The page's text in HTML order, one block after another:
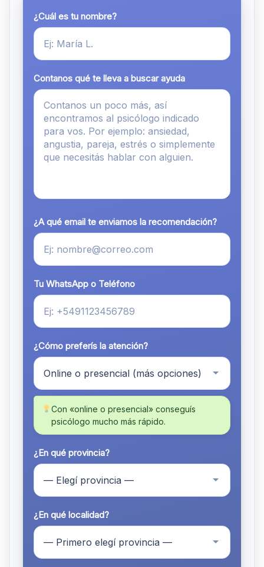
¿Cuál es tu nombre?
Contanos qué te lleva a buscar ayuda
¿A qué email te enviamos la recomendación?
Tu WhatsApp o Teléfono
¿Cómo preferís la atención?
Con «online o presencial» conseguís
psicólogo mucho más rápido.
¿En qué provincia?
¿En qué localidad?